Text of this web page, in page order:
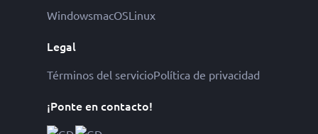
WindowsmacOSLinux
Legal
Términos del servicioPolítica de privacidad
¡Ponte en contacto!